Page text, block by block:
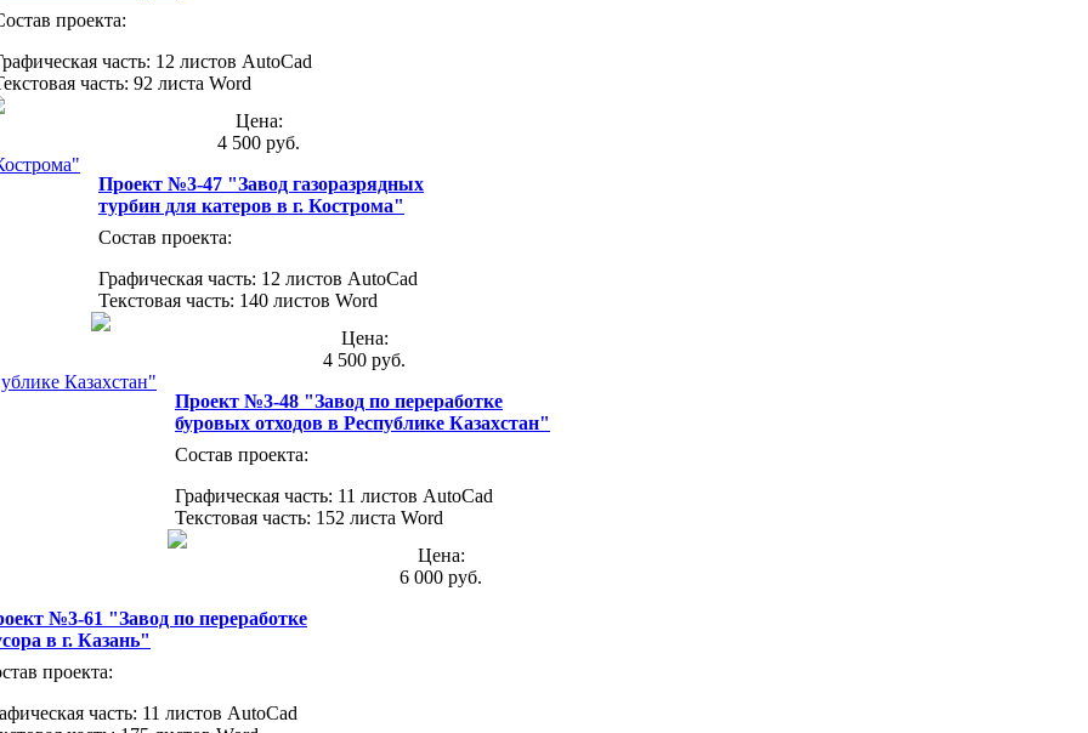
проекта:
часть: 12 листов AutoCad
часть: 92 листа Word
Цена:
4 500 руб.
Проект №3-47 "Завод газоразрядных
турбин для катеров в г. Кострома"
Состав проекта:
Графическая часть: 12 листов AutoCad
Текстовая часть: 140 листов Word
Цена:
4 500 руб.
Проект №3-48 "Завод по переработке
буровых отходов в Республике Казахстан"
Состав проекта:
Графическая часть: 11 листов AutoCad
Текстовая часть: 152 листа Word
Цена:
6 000 руб.
№3-61 "Завод по переработке
в г. Казань"
проекта:
часть: 11 листов AutoCad